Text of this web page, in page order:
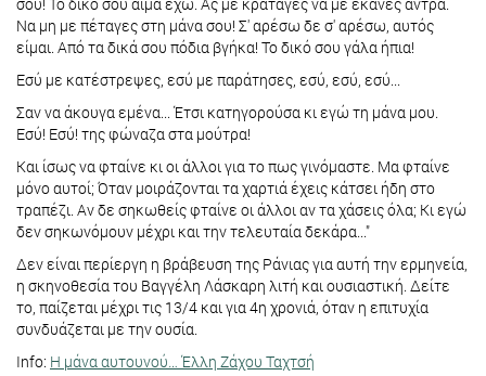
σου! Το δικό σου αίμα έχω. Ας με κράταγες να με έκανες άντρα.
Να μη με πέταγες στη μάνα σου! Σ' αρέσω δε σ' αρέσω, αυτός
είμαι. Από τα δικά σου πόδια βγήκα! Το δικό σου γάλα ήπια!
Εσύ με κατέστρεψες, εσύ με παράτησες, εσύ, εσύ, εσύ...
Σαν να άκουγα εμένα... Έτσι κατηγορούσα κι εγώ τη μάνα μου.
Εσύ! Εσύ! της φώναζα στα μούτρα!
Και ίσως να φταίνε κι οι άλλοι για το πως γινόμαστε. Μα φταίνε
μόνο αυτοί; Όταν μοιράζονται τα χαρτιά έχεις κάτσει ήδη στο
τραπέζι. Αν δε σηκωθείς φταίνε οι άλλοι αν τα χάσεις όλα; Κι εγώ
δεν σηκωνόμουν μέχρι και την τελευταία δεκάρα..."
Δεν είναι περίεργη η βράβευση της Ράνιας για αυτή την ερμηνεία,
η σκηνοθεσία του Βαγγέλη Λάσκαρη λιτή και ουσιαστική. Δείτε
το, παίζεται μέχρι τις 13/4 και για 4η χρονιά, όταν η επιτυχία
συνδυάζεται με την ουσία.
Info: Η μάνα αυτουνού… Έλλη Ζάχου Ταχτσή